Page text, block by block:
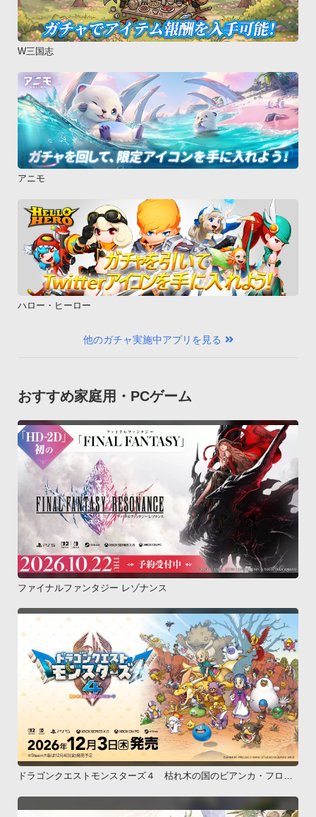
W三国志
アニモ
ハロー・ヒーロー
他のガチャ実施中アプリを見る
おすすめ家庭用・PCゲーム
ファイナルファンタジー レゾナンス
ドラゴンクエストモンスターズ４ 枯れ木の国のビアンカ・フロー